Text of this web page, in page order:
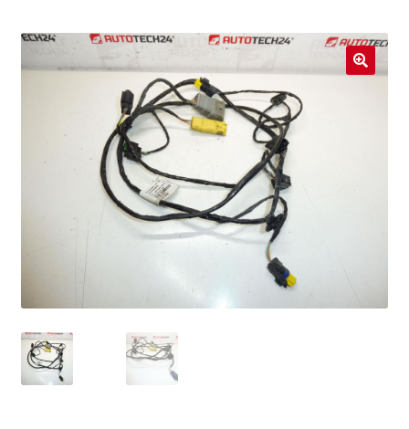
Maailmanlaajuinen toimitus
Tarkista